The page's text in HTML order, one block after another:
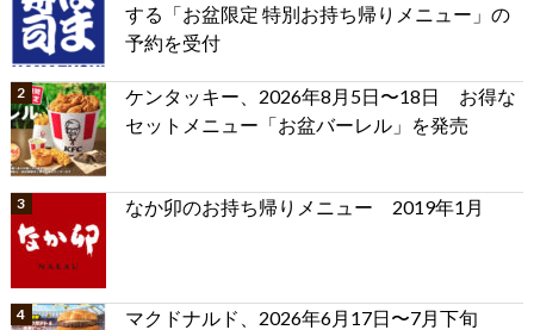
する「お盆限定 特別お持ち帰りメニュー」の
予約を受付
ケンタッキー、2026年8月5日〜18日 お得な
セットメニュー「お盆バーレル」を発売
なか卯のお持ち帰りメニュー 2019年1月
マクドナルド、2026年6月17日〜7月下旬